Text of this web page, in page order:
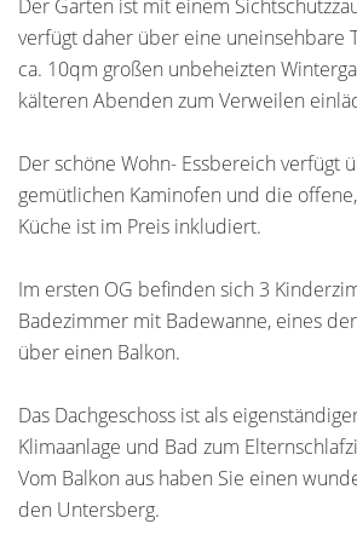
Der Garten ist mit einem
verfügt daher über eine uneinsehbare
ca. 10qm großen unbeheizten
kälteren Abenden zum Verweilen
Der schöne Wohn- Essbereich verfügt
gemütlichen Kaminofen und die
Küche ist im Preis inkludiert.
Im ersten OG befinden sich 3
Badezimmer mit Badewanne, eines
über einen Balkon.
Das Dachgeschoss ist als
Klimaanlage und Bad zum
Vom Balkon aus haben Sie einen
den Untersberg.